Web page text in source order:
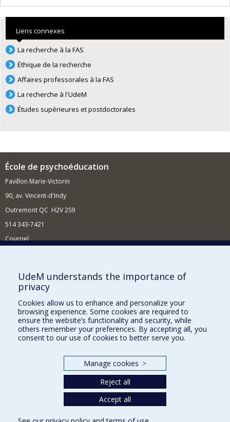
Liens connexes
La recherche à la FAS
Éthique de la recherche
Affaires professorales à la FAS
La recherche à l'UdeM
Études supérieures et postdoctorales
École de psychoéducation
Pavillon Marie-Victorin
90, av. Vincent-d'Indy
Outremont QC H2V 2S9
514 343-7421
Courriel
Comment soutenir l'École?
BESOIN D'AIDE?
Plan du site
Signaler une erreur
Accessibilité
Nos départements et écoles
UdeM understands the importance of
privacy
Cookies allow us to enhance and personalize your
browsing experience. Some cookies are required to
ensure the website’s functionality and security, while
others remember your preferences. By accepting all, you
consent to our use of cookies to better serve you.
Manage cookies >
Reject all
Accept all